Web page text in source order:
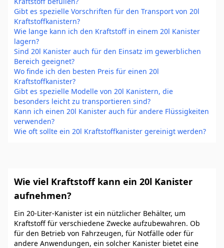
Gibt es spezielle Vorschriften für den Transport von 20l
Kraftstoffkanistern?
Wie lange kann ich den Kraftstoff in einem 20l Kanister
lagern?
Sind 20l Kanister auch für den Einsatz im gewerblichen
Bereich geeignet?
Wo finde ich den besten Preis für einen 20l
Kraftstoffkanister?
Gibt es spezielle Modelle von 20l Kanistern, die
besonders leicht zu transportieren sind?
Kann ich einen 20l Kanister auch für andere Flüssigkeiten
verwenden?
Wie oft sollte ein 20l Kraftstoffkanister gereinigt werden?
Wie viel Kraftstoff kann ein 20l Kanister
aufnehmen?
Ein 20-Liter-Kanister ist ein nützlicher Behälter, um
Kraftstoff für verschiedene Zwecke aufzubewahren. Ob
für den Betrieb von Fahrzeugen, für Notfälle oder für
andere Anwendungen, ein solcher Kanister bietet eine